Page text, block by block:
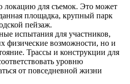
локацию для съемок. Это может
площадка, крупный парк
пейзаж.
испытания для участников,
физические возможности, но и
Трассы и конструкции для
уровню
от повседневной жизни